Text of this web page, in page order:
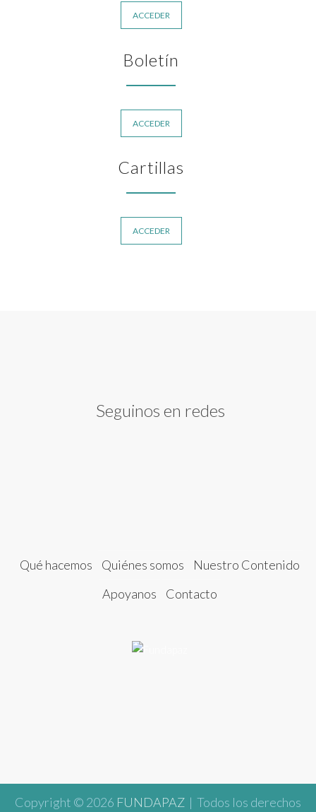
ACCEDER
Boletín
ACCEDER
Cartillas
ACCEDER
Seguinos en redes
Qué hacemos Quiénes somos
Nuestro Contenido
Apoyanos
Contacto
Copyright © 2026 FUNDAPAZ | Todos los derechos